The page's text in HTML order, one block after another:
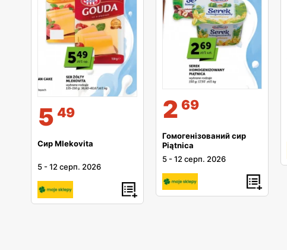
5 49
Сир Mlekovita
5 -12 серп. 2026
2 69
Гомогенізований сир
Piątnica
5 -12 серп. 2026